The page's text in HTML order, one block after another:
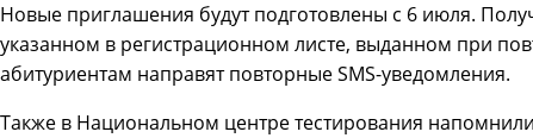
Новые приглашения будут подготовлены с 6 июля.
указанном в регистрационном листе, выданном при
абитуриентам направят повторные SMS-уведомления.
Также в Национальном центре тестирования